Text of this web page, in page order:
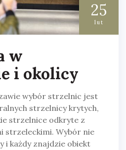
25
lut
w
i okolicy
wybór strzelnic jest
strzelnicy krytych,
strzelnice odkryte z
strzeleckimi. Wybór nie
i każdy znajdzie obiekt